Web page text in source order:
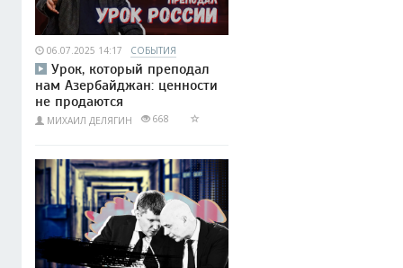
06.07.2025 14:17 СОБЫТИЯ
Урок, который преподал
нам Азербайджан: ценности
не продаются
МИХАИЛ ДЕЛЯГИН 668